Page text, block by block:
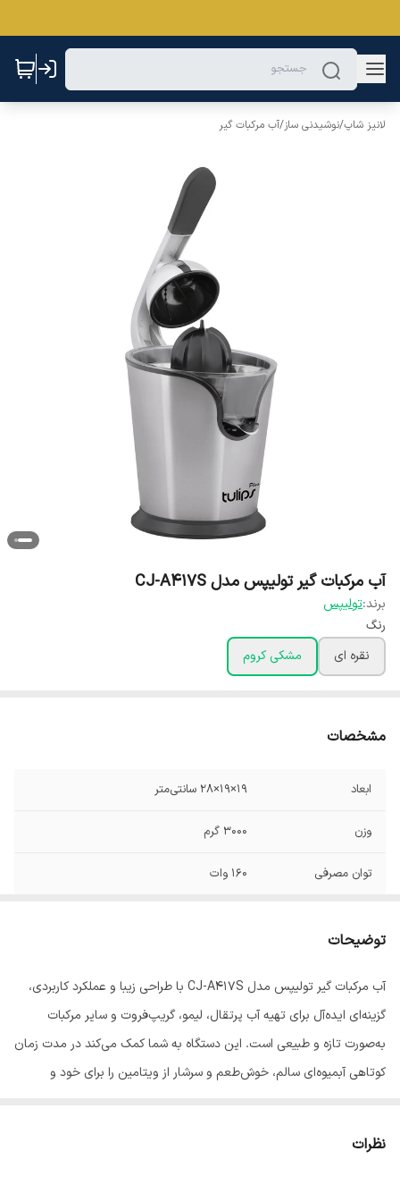
لانیز شاپ/نوشیدنی ساز/آب مرکبات گیر
آب مرکبات گیر تولیپس مدل CJ-A417S
برند:تولیپس
رنگ
نقره ای
مشکی کروم
مشخصات
ابعاد 19×19×28 سانتی‌متر
وزن 3000 گرم
توان مصرفی 160 وات
دارای تفاله گیر پایه ضد لغزش جنس بدنه:
لاستیک با روکش بدنه استیل ضد زنگ جنس
دسته: آلومنیومی با روکش لاستیکی
توضیحات
آب مرکبات گیر تولیپس مدل CJ-A417S با طراحی زیبا و عملکرد کاربردی،
گزینه‌ای ایده‌آل برای تهیه آب پرتقال، لیمو، گریپ‌فروت و سایر مرکبات
به‌صورت تازه و طبیعی است. این دستگاه به شما کمک می‌کند در مدت زمان
کوتاهی آبمیوه‌ای سالم، خوش‌طعم و سرشار از ویتامین را برای خود و
عملکرد روان، انتخابی مناسب برای استفاده روزمره در منزل محسوب
نظرات